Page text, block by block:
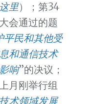
这里）；第34
会通过的题
平民和其他受
和通信技术
响”的决议；
月刚举行组
术领域发展